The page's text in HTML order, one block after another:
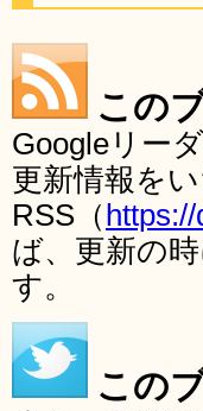
この
Googleリー
更新情報を
RSS（
ば、更新の
す。
この